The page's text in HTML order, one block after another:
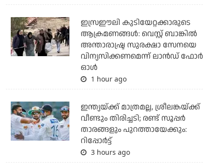
ഇസ്രഈലി കുടിയേറ്റക്കാരുടെ
ആക്രമണങ്ങള്‍: വെസ്റ്റ് ബാങ്കില്‍
അന്താരാഷ്ട്ര സുരക്ഷാ സേനയെ
വിന്യസിക്കണമെന്ന് ലാന്‍ഡ് ഫോര്‍
ഓള്‍
1 hour ago
ഇന്ത്യയ്ക്ക് മാത്രമല്ല, ശ്രീലങ്കയ്ക്ക്
വീണ്ടും തിരിച്ചടി; രണ്ട് സൂപ്പര്‍
താരങ്ങളും പുറത്തായേക്കും:
റിപ്പോര്‍ട്ട്
3 hours ago